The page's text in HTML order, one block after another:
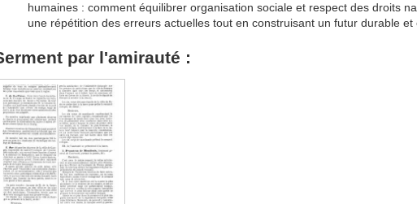
humaines : comment équilibrer organisation sociale et respect des droits
une répétition des erreurs actuelles tout en construisant un futur durable et
par l'amirauté :